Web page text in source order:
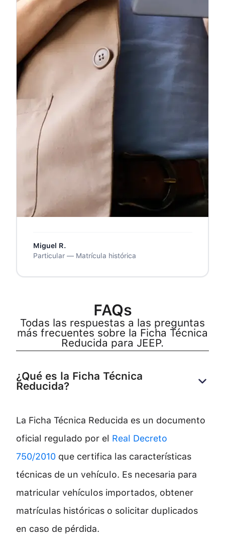
unas 15 fichas al mes y el servicio es
impecable. Los precios son los mejores
del mercado y el soporte por WhatsApp
es inmediato.
Taller Mecánico — Madrid
Pedí el servicio ordinario y tardó unas 5
horas, esperaba algo menos. Pero la
ficha llegó perfecta, firmada y lista para
la ITV. Para la próxima pediré el express.
❞
Miguel R.
Particular — Matrícula histórica
FAQs
Todas las respuestas a las preguntas
más frecuentes sobre la Ficha Técnica
Reducida para JEEP.
¿Qué es la Ficha Técnica
Reducida?
La Ficha Técnica Reducida es un documento
oficial regulado por el Real Decreto
750/2010 que certifica las características
técnicas de un vehículo. Es necesaria para
matricular vehículos importados, obtener
matrículas históricas o solicitar duplicados
en caso de pérdida.